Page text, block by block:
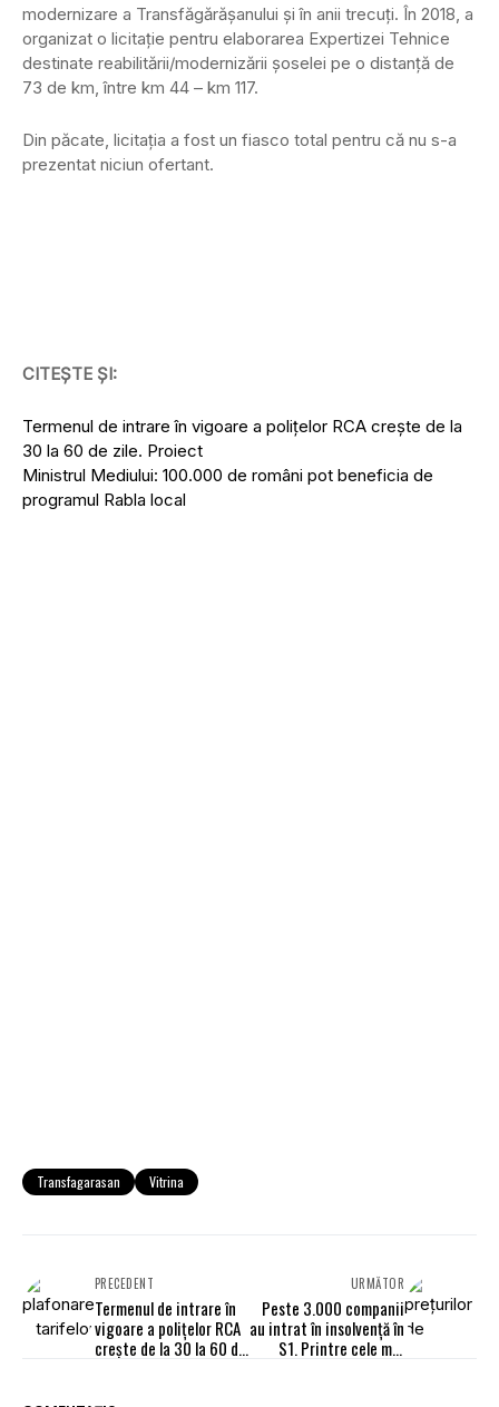
modernizare a Transfăgărășanului și în anii trecuți. În 2018, a
organizat o licitaţie pentru elaborarea Expertizei Tehnice
destinate reabilitării/modernizării șoselei pe o distanţă de
73 de km, între km 44 – km 117.
Din păcate, licitaţia a fost un fiasco total pentru că nu s-a
prezentat niciun ofertant.
CITEȘTE ȘI:
Termenul de intrare în vigoare a polițelor RCA crește de la
30 la 60 de zile. Proiect
Ministrul Mediului: 100.000 de români pot beneficia de
programul Rabla local
Transfagarasan Vitrina
PRECEDENT
Termenul de intrare în
vigoare a polițelor RCA
crește de la 30 la 60 de
URMĂTOR
Peste 3.000 companii
au intrat în insolvență în
S1. Printre cele mai